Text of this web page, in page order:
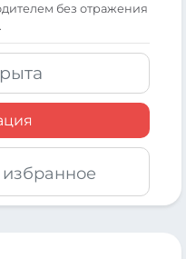
без отражения